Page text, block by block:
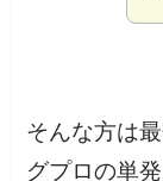
そんな方は
グプロの単